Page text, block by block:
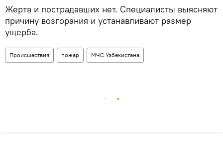
Жертв и пострадавших нет. Специалисты выясняют
причину возгорания и устанавливают размер
ущерба.
Происшествия пожар МЧС Узбекистана